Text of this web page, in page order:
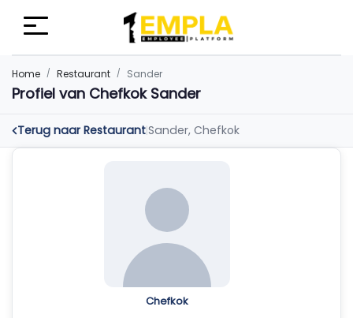
Home Restaurant Sander
Profiel van Chefkok Sander
Terug naar Restaurant|Sander, Chefkok
Chefkok